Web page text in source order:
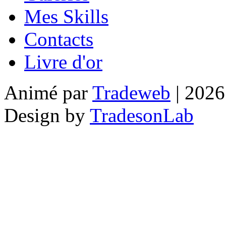
Mes Skills
Contacts
Livre d'or
Animé par Tradeweb |
Design by TradesonLab